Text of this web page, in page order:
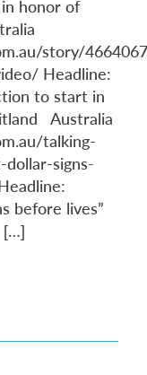
honor of
story/
Headline:
to start in
Australia
talking-
signs-
before lives”
[…]